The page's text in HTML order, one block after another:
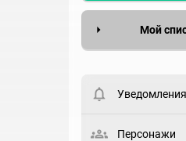
Мой
пользователи.
Статус
Уведомления
Персонажи